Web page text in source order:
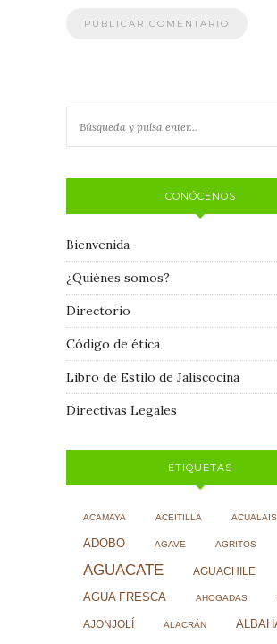
CONÓCENOS
Bienvenida
¿Quiénes somos?
Directorio
Código de ética
Libro de Estilo de Jaliscocina
Directivas Legales
ETIQUETAS
ACAMAYA ACEITILLA
ADOBO AGAVE AGRITOS
AGUACATE AGUACHILE
AGUA FRESCA AHOGADAS
AJONJOLÍ ALACRÁN